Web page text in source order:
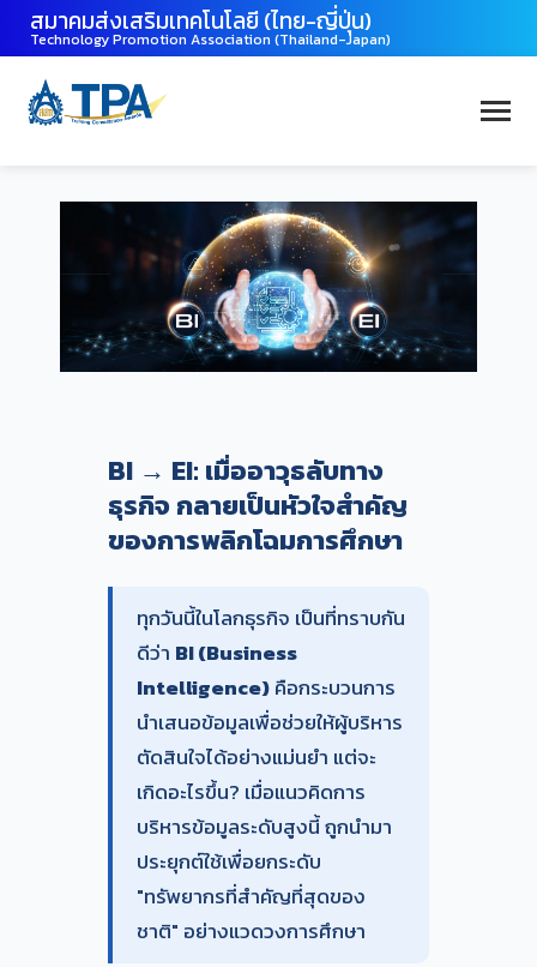
สมาคมส่งเสริมเทคโนโลยี (ไทย-ญี่ปุ่น)
Technology Promotion Association (Thailand-Japan)
BI → EI: เมื่ออาวุธลับทาง
ธุรกิจ กลายเป็นหัวใจสำคัญ
ของการพลิกโฉมการศึกษา
ทุกวันนี้ในโลกธุรกิจ เป็นที่ทราบกัน
ดีว่า BI (Business
Intelligence)คือกระบวนการ
นำเสนอข้อมูลเพื่อช่วยให้ผู้บริหาร
ตัดสินใจได้อย่างแม่นยำ แต่จะ
เกิดอะไรขึ้น? เมื่อแนวคิดการ
บริหารข้อมูลระดับสูงนี้ ถูกนำมา
ประยุกต์ใช้เพื่อยกระดับ
"ทรัพยากรที่สำคัญที่สุดของ
ชาติ" อย่างแวดวงการศึกษา